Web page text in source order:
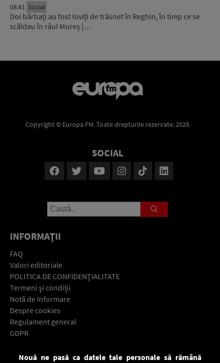
08:41 Social
Doi bărbați au fost loviți de trăsnet în Reghin, în timp ce se
scăldau în râul Mureș |…
Copyright © Europa FM. Toate drepturile rezervate. 2026
SOCIAL
INFORMAŢII
FAQ
Valori editoriale
POLITICA DE CONFIDENŢIALITATE
Termeni şi condiţii
Notă de Informare
Despre cookies
Regulament general
GDPR
Nouă ne pasă ca datele tale personale să rămână